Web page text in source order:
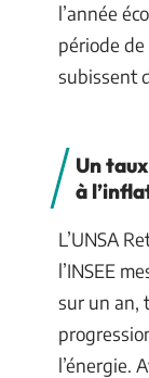
l’année
période
subissent
Un
à
L’UNSA
l’INSEE
sur un an,
l’énergie.